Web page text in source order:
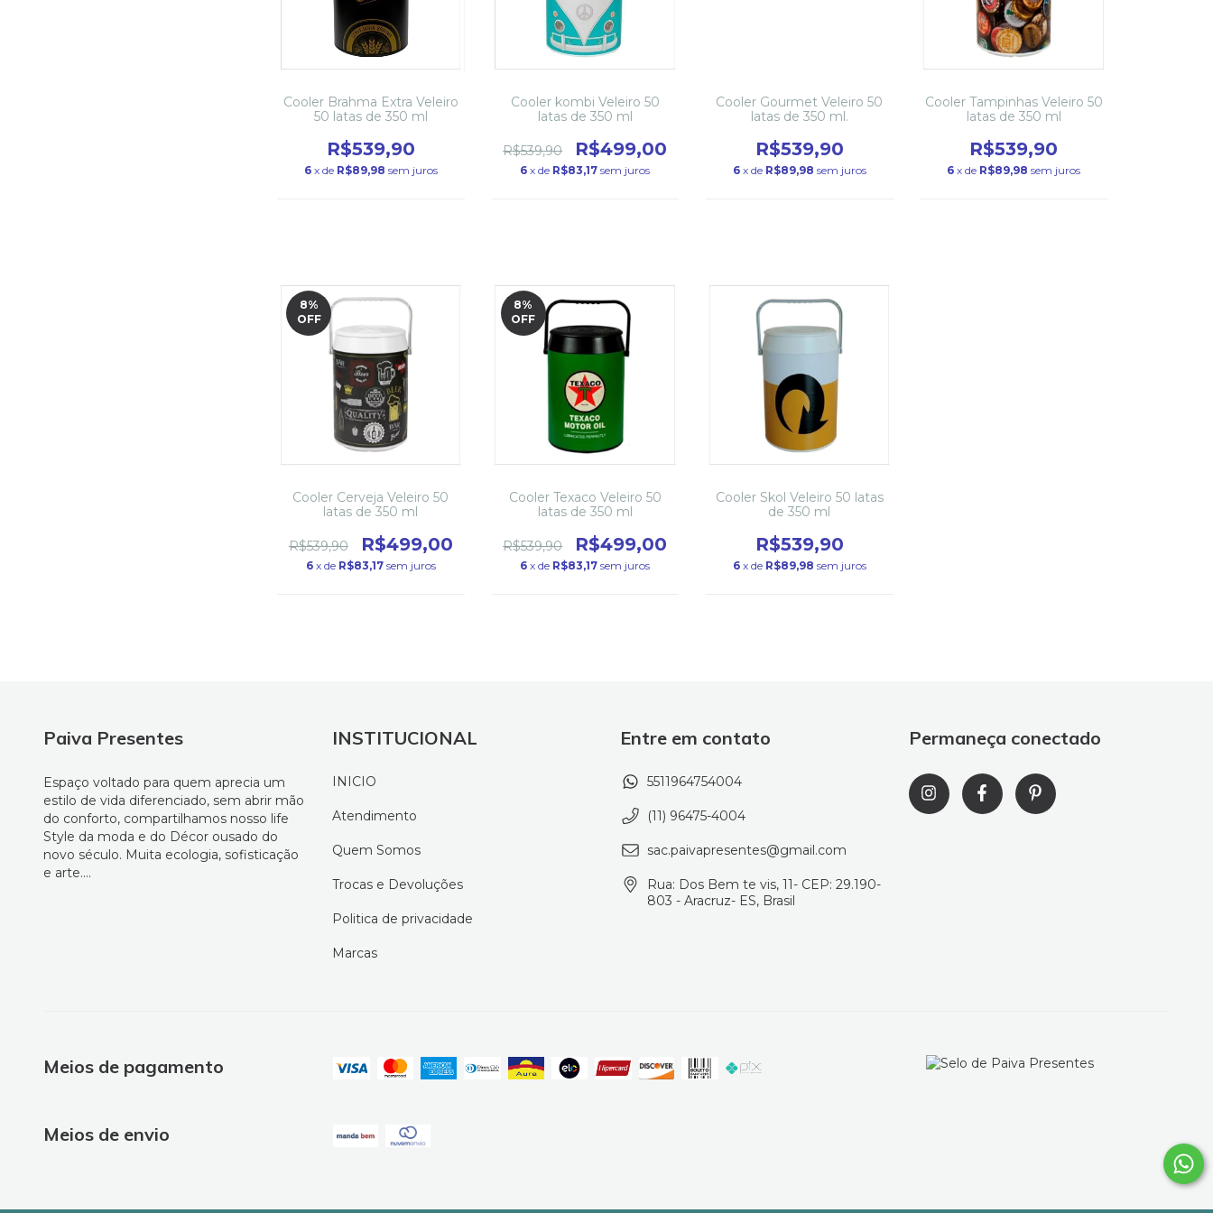
Cooler Brahma Extra Veleiro
50 latas de 350 ml
R$539,90
6 x de R$89,98 sem juros
Cooler kombi Veleiro 50
latas de 350 ml
R$539,90 R$499,00
6 x de R$83,17 sem juros
Cooler Gourmet Veleiro 50
latas de 350 ml.
R$539,90
6 x de R$89,98 sem juros
Cooler Tampinhas Veleiro 50
latas de 350 ml
R$539,90
6 x de R$89,98 sem juros
8%
OFF
Cooler Cerveja Veleiro 50
latas de 350 ml
R$539,90 R$499,00
6 x de R$83,17 sem juros
8%
OFF
Cooler Texaco Veleiro 50
latas de 350 ml
R$539,90 R$499,00
6 x de R$83,17 sem juros
Cooler Skol Veleiro 50 latas
de 350 ml
R$539,90
6 x de R$89,98 sem juros
Paiva Presentes
Espaço voltado para quem aprecia um
estilo de vida diferenciado, sem abrir mão
do conforto, compartilhamos nosso life
Style da moda e do Décor ousado do
novo século. Muita ecologia, sofisticação
e arte....
INSTITUCIONAL
INICIO
Atendimento
Quem Somos
Trocas e Devoluções
Politica de privacidade
Marcas
Entre em contato
5511964754004
(11) 96475-4004
sac.paivapresentes@gmail.com
Rua: Dos Bem te vis, 11- CEP: 29.190-
803 - Aracruz- ES, Brasil
Permaneça conectado
Meios de pagamento
Meios de envio